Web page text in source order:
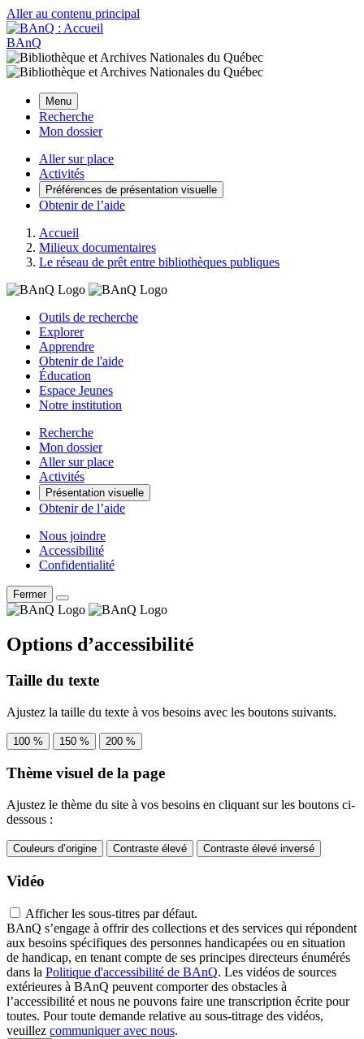
Aller au contenu principal
BAnQ
Menu
Recherche
Mon dossier
Aller sur place
Activités
Préférences de présentation visuelle
Obtenir de l’aide
Accueil
Milieux documentaires
Le réseau de prêt entre bibliothèques publiques
Outils de recherche
Explorer
Apprendre
Obtenir de l'aide
Éducation
Espace Jeunes
Notre institution
Recherche
Mon dossier
Aller sur place
Activités
Présentation visuelle
Obtenir de l’aide
Nous joindre
Accessibilité
Confidentialité
Fermer
Options d’accessibilité
Taille du texte
Ajustez la taille du texte à vos besoins avec les boutons suivants.
100 % 150 % 200 %
Thème visuel de la page
Ajustez le thème du site à vos besoins en cliquant sur les boutons ci-
dessous :
Couleurs d’origine Contraste élevé Contraste élevé inversé
Vidéo
Afficher les sous-titres par défaut.
BAnQ s’engage à offrir des collections et des services qui répondent
aux besoins spécifiques des personnes handicapées ou en situation
de handicap, en tenant compte de ses principes directeurs énumérés
dans la Politique d'accessibilité de BAnQ. Les vidéos de sources
extérieures à BAnQ peuvent comporter des obstacles à
l’accessibilité et nous ne pouvons faire une transcription écrite pour
toutes. Pour toute demande relative au sous-titrage des vidéos,
veuillez communiquer avec nous.